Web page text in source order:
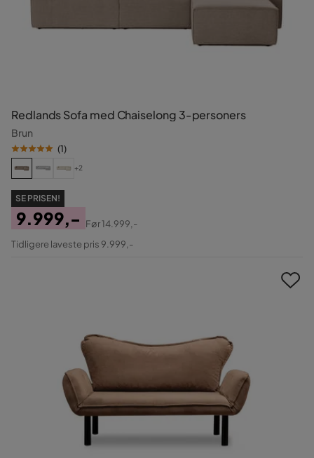
Redlands Sofa med Chaiselong 3-personers
Brun
(1)
+2
SE PRISEN!
Pris
9.999,-
Original
Før14.999,-
Tidligere laveste pris 9.999,-